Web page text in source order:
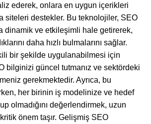
ederek, onlara en uygun içerikleri
siteleri destekler. Bu teknolojiler, SEO
dinamik ve etkileşimli hale getirerek,
daha hızlı bulmalarını sağlar.
bir şekilde uygulanabilmesi için
bilginizi güncel tutmanız ve sektördeki
gerekmektedir. Ayrıca, bu
her birinin iş modelinize ve hedef
olmadığını değerlendirmek, uzun
önem taşır. Gelişmiş SEO